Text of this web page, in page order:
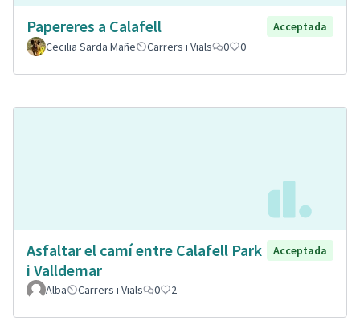
Papereres a Calafell
Acceptada
Cecilia Sarda Mañe
Carrers i Vials 0 0
Asfaltar el camí entre Calafell Park
i Valldemar
Acceptada
Alba Carrers i Vials 0 2